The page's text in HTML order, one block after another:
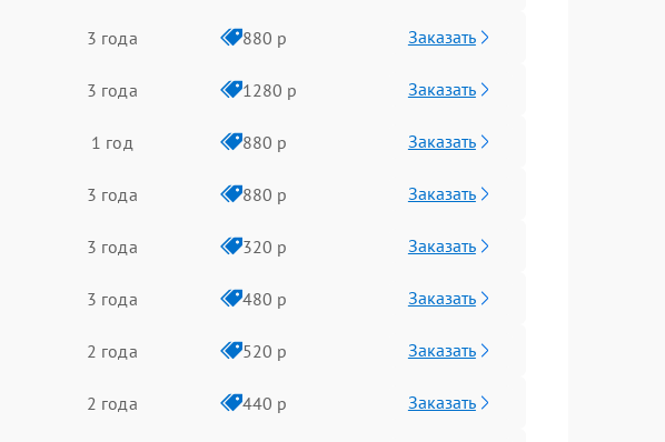
3 года 880 р Заказать
3 года 1280 р Заказать
1 год 880 р Заказать
3 года 880 р Заказать
3 года 320 р Заказать
3 года 480 р Заказать
2 года 520 р Заказать
2 года 440 р Заказать